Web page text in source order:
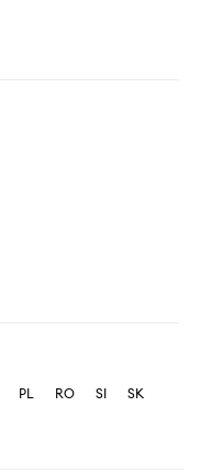
PL RO SI
SK